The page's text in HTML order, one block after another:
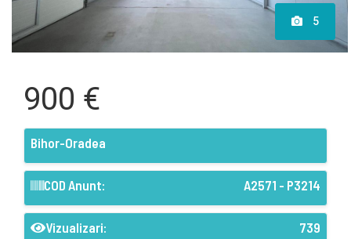
5
900 €
Bihor-Oradea
COD Anunt: A2571 - P3214
Vizualizari: 739